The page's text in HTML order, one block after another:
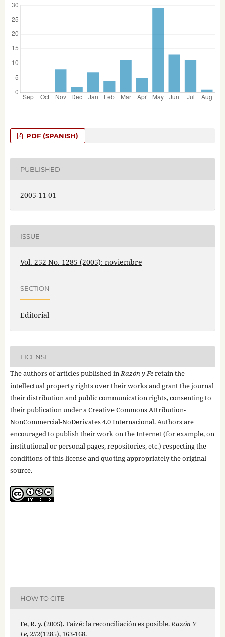
PDF (SPANISH)
PUBLISHED
2005-11-01
ISSUE
Vol. 252 No. 1285 (2005): noviembre
SECTION
Editorial
LICENSE
The authors of articles published inRazón y Feretain the
intellectual property rights over their works and grant the journal
their distribution and public communication rights, consenting to
their publication under aCreative Commons Attribution-
NonCommercial-NoDerivates 4.0 Internacional. Authors are
encouraged to publish their work on the Internet (for example, on
institutional or personal pages, repositories, etc.) respecting the
conditions of this license and quoting appropriately the original
source.
HOW TO CITE
Fe, R. y. (2005). Taizé: la reconciliación es posible.Razón Y
Fe,252(1285), 163-168.